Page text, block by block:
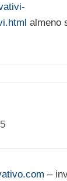
almeno
–